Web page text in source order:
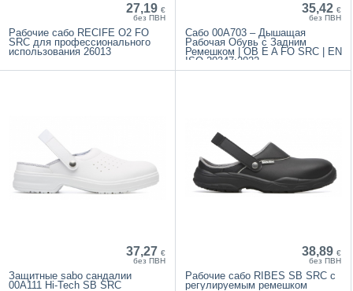
27,19 €
без ПВН
Рабочие сабо RECIFE O2 FO
SRC для профессионального
использования 26013
35,42 €
без ПВН
Сабо 00A703 – Дышащая
Рабочая Обувь с Задним
Ремешком | OB E A FO SRC | EN
ISO 20347:2022
37,27 €
без ПВН
Защитные sabo сандалии
00A111 Hi-Tech SB SRC
38,89 €
без ПВН
Рабочие сабо RIBES SB SRC с
регулируемым ремешком